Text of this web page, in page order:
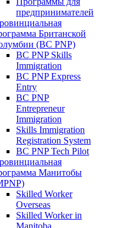
предпринимателей
Британской
(BC PNP)
BC PNP Skills
Immigration
BC PNP Express
Entry
BC PNP
Entrepreneur
Immigration
Skills Immigration
Registration System
BC PNP Tech Pilot
Манитобы
Skilled Worker
Overseas
Skilled Worker in
Manitoba